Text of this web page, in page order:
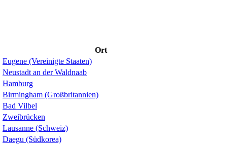
Ort
Eugene (Vereinigte Staaten)
Neustadt an der Waldnaab
Hamburg
Birmingham (Großbritannien)
Bad Vilbel
Zweibrücken
Lausanne (Schweiz)
Daegu (Südkorea)